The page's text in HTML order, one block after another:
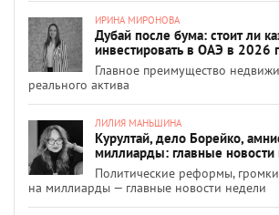
ИРИНА МИРОНОВА
Дубай после бума: стоит ли
инвестировать в ОАЭ в 2026
Главное преимущество
реального актива
ЛИЛИЯ МАНЬШИНА
Курултай, дело Борейко,
миллиарды: главные новости
Политические реформы,
на миллиарды — главные новости недели